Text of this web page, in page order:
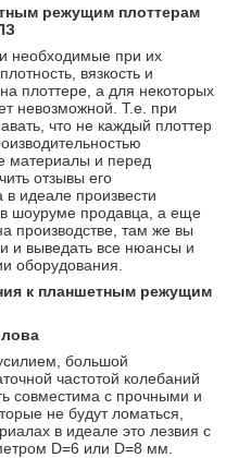
режущим плоттерам
необходимые при их
вязкость и
плоттере, а для некоторых
невозможной. Т.е. при
что не каждый плоттер
материалы и перед
отзывы его
в идеале произвести
в шоуруме продавца, а еще
производстве, там же вы
и выведать все нюансы и
оборудования.
к планшетным режущим
большой
частотой колебаний
совместима с прочными и
не будут ломаться,
в идеале это лезвия с
D=6 или D=8 мм.